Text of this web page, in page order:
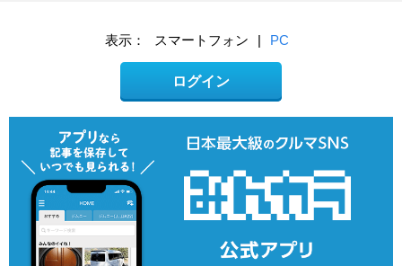
表示： スマートフォン | PC
ログイン